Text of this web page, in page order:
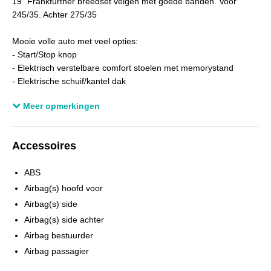
Aantal sleutels
245/35. Achter 275/35
Mooie volle auto met veel opties:
- Start/Stop knop
- Elektrisch verstelbare comfort stoelen met memorystand
- Elektrische schuif/kantel dak
- Dynamic Drive
- Navigatie systeem
4x originele 18" BMW 5-serie velgen met nieuwe winterbanden
€ 400,- meerprijs
Onderhoud boekjes aanwezig..
Tel 0646063556 / 0630432380 / 0413-751551
Meer opmerkingen
Accessoires
ABS
Airbag(s) hoofd voor
Airbag(s) side
Airbag(s) side achter
Airbag bestuurder
Airbag passagier